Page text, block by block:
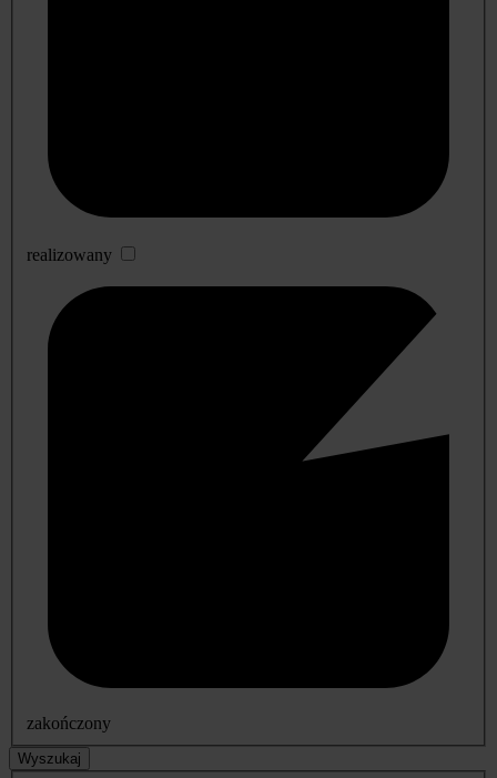
realizowany
zakończony
Wyszukaj